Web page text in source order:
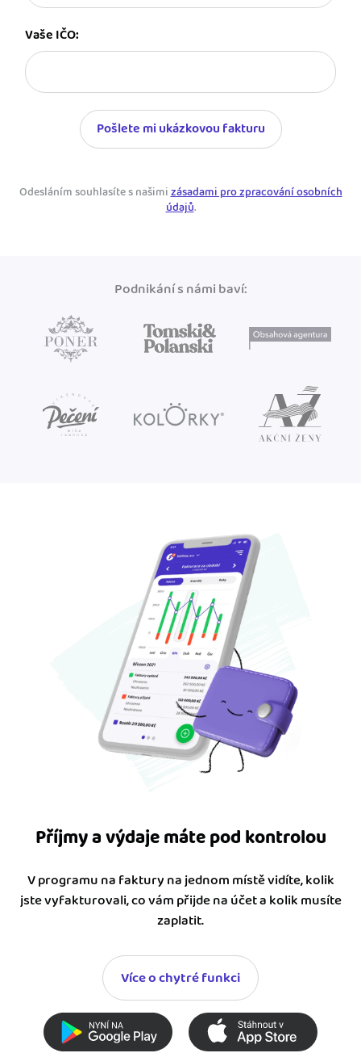
Vaše IČO:
Pošlete mi ukázkovou fakturu
Odesláním souhlasíte s našimizásadami pro zpracování osobních
údajů.
Podnikání s námi baví:
Příjmy a výdaje máte pod kontrolou
V programu na faktury na jednom místě vidíte, kolik
jste vyfakturovali, co vám přijde na účet a kolik musíte
zaplatit.
Více o chytré funkci